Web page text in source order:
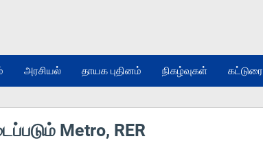
அரசியல் தாயக புதினம் நிகழ்வுகள் கட்டுரை
Metro, RER